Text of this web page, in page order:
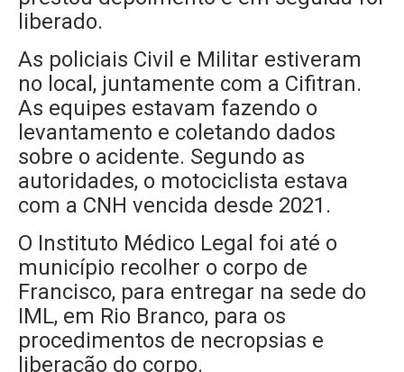
liberado.
As policiais Civil e Militar estiveram
no local, juntamente com a Cifitran.
As equipes estavam fazendo o
levantamento e coletando dados
sobre o acidente. Segundo as
autoridades, o motociclista estava
com a CNH vencida desde 2021.
O Instituto Médico Legal foi até o
município recolher o corpo de
Francisco, para entregar na sede do
IML, em Rio Branco, para os
procedimentos de necropsias e
liberação do corpo.